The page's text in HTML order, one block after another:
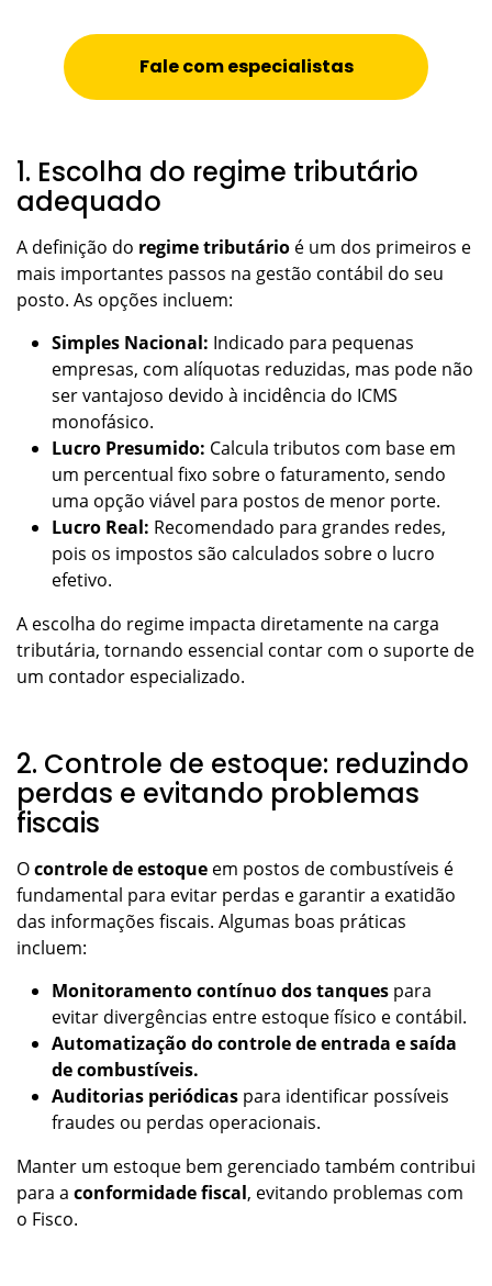
Fale com especialistas
1. Escolha do regime tributário
adequado
A definição do regime tributário é um dos primeiros e
mais importantes passos na gestão contábil do seu
posto. As opções incluem:
Simples Nacional: Indicado para pequenas
empresas, com alíquotas reduzidas, mas pode não
ser vantajoso devido à incidência do ICMS
monofásico.
Lucro Presumido: Calcula tributos com base em
um percentual fixo sobre o faturamento, sendo
uma opção viável para postos de menor porte.
Lucro Real: Recomendado para grandes redes,
pois os impostos são calculados sobre o lucro
efetivo.
A escolha do regime impacta diretamente na carga
tributária, tornando essencial contar com o suporte de
um contador especializado.
2. Controle de estoque: reduzindo
perdas e evitando problemas
fiscais
Ocontrole de estoque em postos de combustíveis é
fundamental para evitar perdas e garantir a exatidão
das informações fiscais. Algumas boas práticas
incluem:
Monitoramento contínuo dos tanques para
evitar divergências entre estoque físico e contábil.
Automatização do controle de entrada e saída
de combustíveis.
Auditorias periódicas para identificar possíveis
fraudes ou perdas operacionais.
Manter um estoque bem gerenciado também contribui
para a conformidade fiscal, evitando problemas com
o Fisco.